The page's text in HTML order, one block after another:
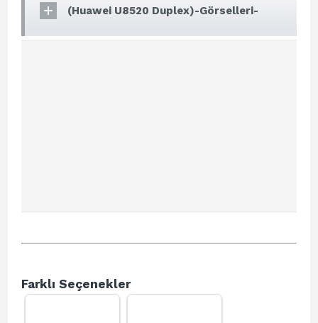
(Huawei U8520 Duplex)-Görselleri-
Farklı Seçenekler